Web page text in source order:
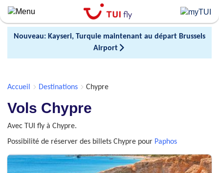
Skip
to
main
contentNouveau: Kayseri, Turquie maintenant au départ Brussels
Airport
Accueil Destinations Chypre
Vols Chypre
Avec TUI fly à Chypre.
Possibilité de réserver des billets Chypre pour Paphos